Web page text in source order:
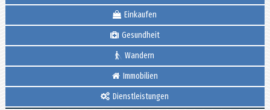
Einkaufen
Gesundheit
Wandern
Immobilien
Dienstleistungen